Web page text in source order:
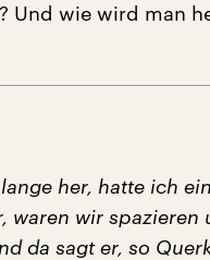
Und wie wird man
her, hatte ich
waren wir spazieren
da sagt er, so